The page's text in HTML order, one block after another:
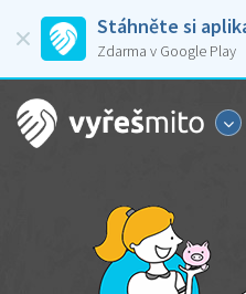
Stáhněte si
Zdarma v Google Play